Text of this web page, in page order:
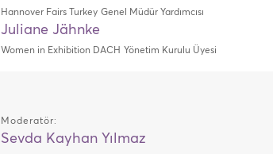
Hannover Fairs Turkey Genel Müdür Yardımcısı
Juliane Jähnke
Women in Exhibition DACH Yönetim Kurulu Üyesi
Moderatör:
Sevda Kayhan Yılmaz